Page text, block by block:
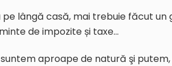
lângă casă, mai trebuie făcut
de impozite și taxe…
aproape de natură şi